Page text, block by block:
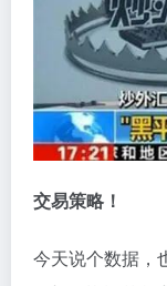
交易策略！
今天说个数据，